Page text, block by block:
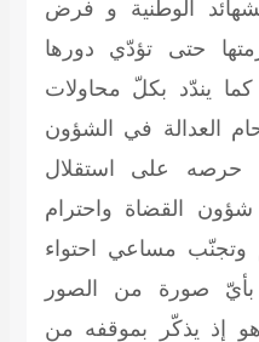
الوطنية و فرض
حتى تؤدّي دورها
يندّد بكلّ محاولات
العدالة في الشؤون
3- يؤكّد حرصه على استقلال
القضاة واحترام
وتجنّب مساعي احتواء
بأيّ صورة من الصور
الأسباب. 4- وهو إذ يذكّر بموقفه من